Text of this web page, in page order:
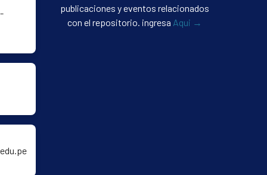
publicaciones y eventos relacionados
con el repositorio. ingresa Aqui →